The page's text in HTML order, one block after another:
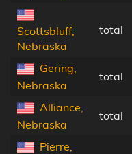
Scottsbluff,
Nebraska
total
Gering,
Nebraska
total
Alliance,
Nebraska
total
Pierre,